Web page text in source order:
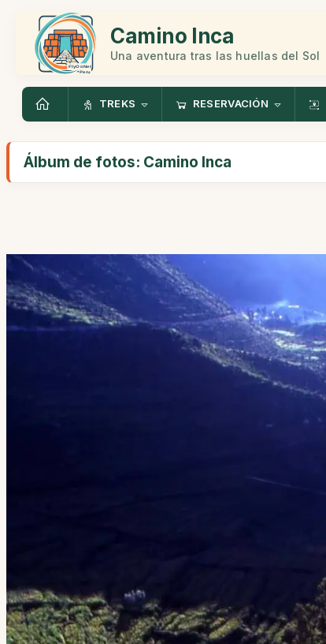
Camino Inca
Una aventura tras las huellas del Sol
TREKS RESERVACIÓN
Álbum de fotos: Camino Inca